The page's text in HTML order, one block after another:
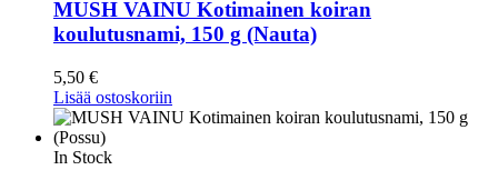
MUSH VAINU Kotimainen koiran
koulutusnami, 150 g (Nauta)
5,50 €
Lisää ostoskoriin
In Stock